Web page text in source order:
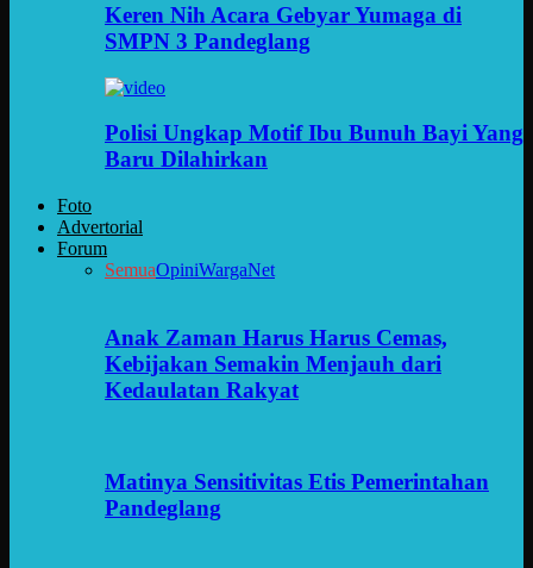
Keren Nih Acara Gebyar Yumaga di
SMPN 3 Pandeglang
Polisi Ungkap Motif Ibu Bunuh Bayi Yang
Baru Dilahirkan
Foto
Advertorial
Forum
SemuaOpiniWargaNet
Anak Zaman Harus Harus Cemas,
Kebijakan Semakin Menjauh dari
Kedaulatan Rakyat
Matinya Sensitivitas Etis Pemerintahan
Pandeglang